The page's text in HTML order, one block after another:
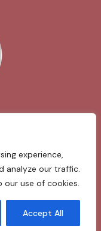
experience,
analyze our traffic.
our use of cookies.
Accept All